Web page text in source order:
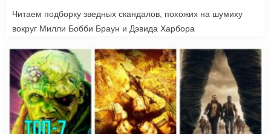
Читаем подборку зведных скандалов, похожих на шумиху
вокруг Милли Бобби Браун и Дэвида Харбора